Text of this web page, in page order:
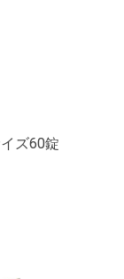
ズ60錠